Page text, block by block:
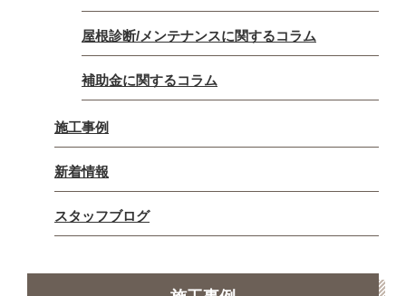
屋根診断/メンテナンスに関するコラム
補助金に関するコラム
施工事例
新着情報
スタッフブログ